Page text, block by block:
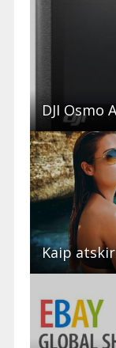
DJI Osmo
Kaip